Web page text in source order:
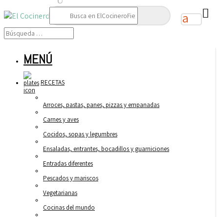
Buscar:
MENÚ
RECETAS
Arroces, pastas, panes, pizzas y empanadas
Carnes y aves
Cocidos, sopas y legumbres
Ensaladas, entrantes, bocadillos y guarniciones
Entradas diferentes
Pescados y mariscos
Vegetarianas
Cocinas del mundo